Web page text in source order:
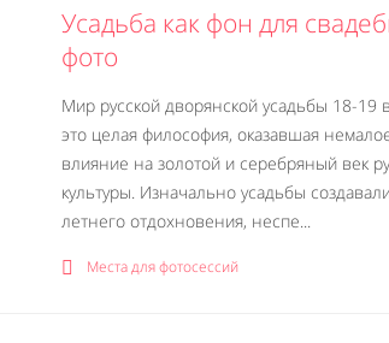
Усадьба как фон для
фото
Мир русской дворянской усадьбы 18-19
это целая философия, оказавшая
влияние на золотой и серебряный век
культуры. Изначально усадьбы
летнего отдохновения, неспе...
Места для фотосессий